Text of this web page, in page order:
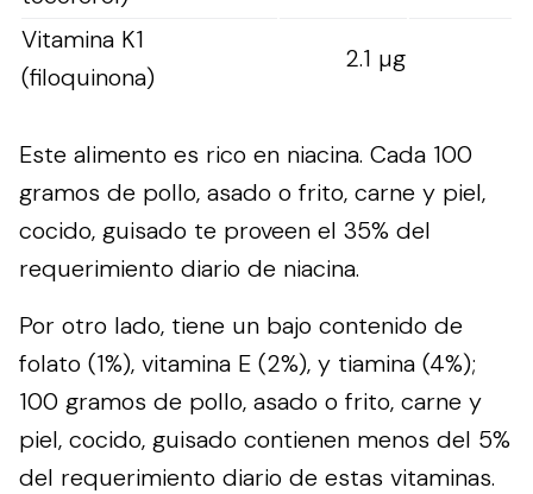
Vitamina K1
(filoquinona)
2.1 µg
Este alimento es rico en niacina. Cada 100
gramos de pollo, asado o frito, carne y piel,
cocido, guisado te proveen el 35% del
requerimiento diario de niacina.
Por otro lado, tiene un bajo contenido de
folato (1%), vitamina E (2%), y tiamina (4%);
100 gramos de pollo, asado o frito, carne y
piel, cocido, guisado contienen menos del 5%
del requerimiento diario de estas vitaminas.